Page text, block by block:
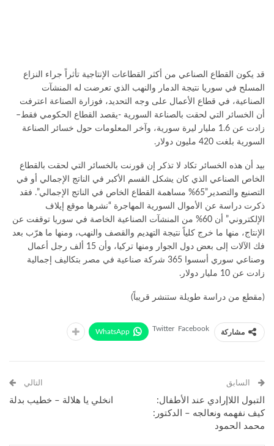
قد يكون القطاع الصناعي من أكثر القطاعات الإنتاجية تأثراً جراء النزاع
المسلح في سوريا نتيجة الدمار والنهب الذي تعرضت له المنشآت
الصناعية، في قطاع الأعمال على وجه التحديد، فوزارة الصناعة اعترفت
أن الخسائر التي لحقت بالصناعة السورية -يقصد القطاع الحكومي فقط–
زادت عن 1.6 مليار ليرة سورية، وآخر المعلومات حول خسائر الصناعة
السورية بلغت 420 مليون دولار.
بيد أن هذه الخسائر تكاد لا تذكر إن قورنت بالخسائر التي لحقت بالقطاع
الخاص الصناعي الذي كان يشكل القسم الأكبر في الناتج الإجمالي أو في
التصنيع والتصدير”65% مساهمة القطاع الخاص في الناتج الإجمالي”. فقد
ذكرت دراسة عن الأموال السورية المهاجرة “نشرها موقع إيلاف
الإلكتروني” أن 60% من المنشآت الصناعية الخاصة في سوريا توقفت عن
الإنتاج، منها ما خرج كلياً نتيجة التهديم والقصف والنهب، ومنها ما هرّب بعد
فك الآلات إلى بعض دول الجوار ومنها تركيا، وأن 15 ألف رجل أعمال
وصناعي سوري أسسوا 365 شركة صناعية في مصر بتكاليف إجمالية
زادت عن 10 مليار دولار.
(مقطع من دراسة طويلة ستنشر قريباً)
مشاركة Facebook
Twitter
WhatsApp
السابق
التبول اللاإرادي عند الأطفال:
كيف نفهمه ونعالجه – الدكتور:
محمد الحمود
التالي
انخلي يا هلالة – خطيب بدلة